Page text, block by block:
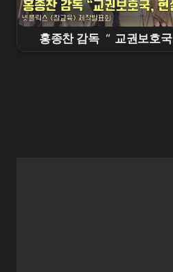
홍종찬 감독 “ 교권보호국
겠다” | 넷플릭스 [ 참교육